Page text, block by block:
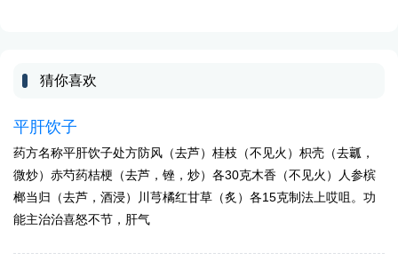
猜你喜欢
平肝饮子
药方名称平肝饮子处方防风（去芦）桂枝（不见火）枳壳（去瓤，
微炒）赤芍药桔梗（去芦，锉，炒）各30克木香（不见火）人参槟
榔当归（去芦，酒浸）川芎橘红甘草（炙）各15克制法上哎咀。功
能主治治喜怒不节，肝气